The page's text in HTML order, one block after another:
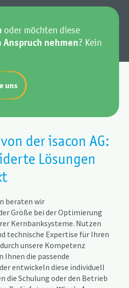
oder möchten diese
Anspruch nehmen? Kein
uns
von der isacon AG:
Lösungen
beraten wir
Größe bei der Optimierung
Kernbanksysteme. Nutzen
technische Expertise für Ihren
unsere Kompetenz
Ihnen die passende
entwickeln diese individuell
die Schulung oder den Betrieb